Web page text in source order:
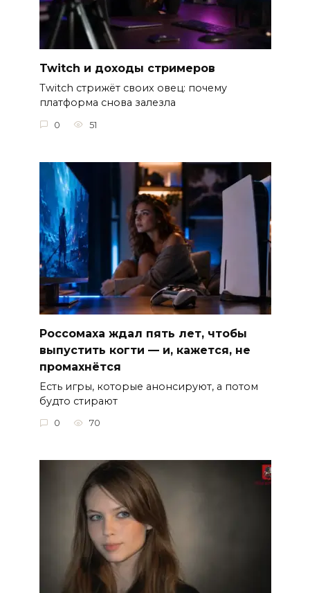
Twitch и доходы стримеров
Twitch стрижёт своих овец: почему
платформа снова залезла
0 51
Россомаха ждал пять лет, чтобы
выпустить когти — и, кажется, не
промахнётся
Есть игры, которые анонсируют, а потом
будто стирают
0 70